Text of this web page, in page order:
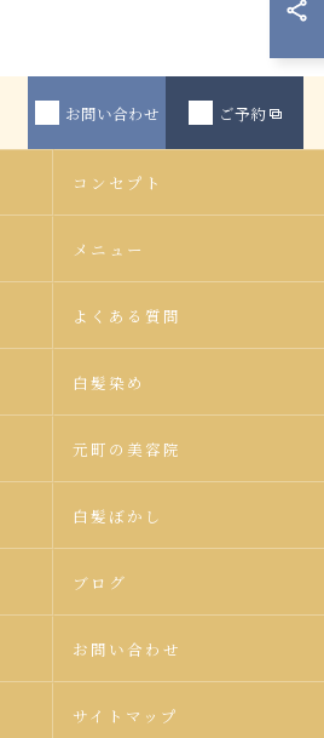
お問い合わせ ご予約
コンセプト
メニュー
よくある質問
白髪染め
元町の美容院
白髪ぼかし
ブログ
お問い合わせ
サイトマップ